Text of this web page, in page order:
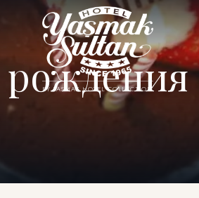
BY YASMAK HOTEL COLLECTION